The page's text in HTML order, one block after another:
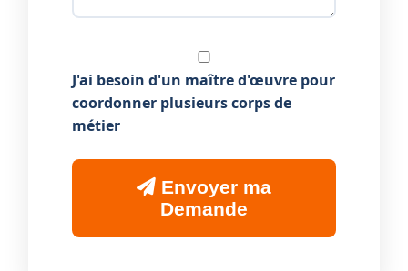
J'ai besoin d'un maître d'œuvre pour
coordonner plusieurs corps de
métier
Envoyer ma
Demande